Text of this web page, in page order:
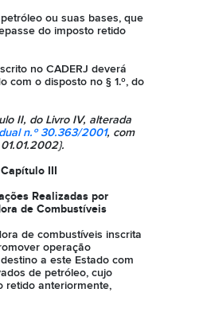
ou suas bases, que
do imposto retido
no CADERJ deverá
com o disposto no § 1.º, do
II, do Livro IV, alterada
n.º 30.363/2001, com
Capítulo III
Realizadas por
de Combustíveis
de combustíveis inscrita
operação
a este Estado com
de petróleo, cujo
retido anteriormente,